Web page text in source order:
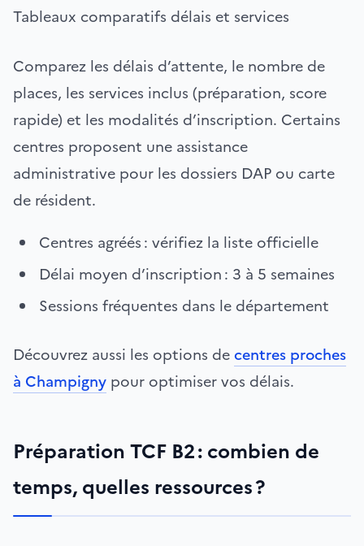
Tableaux comparatifs délais et services
Comparez les délais d’attente, le nombre de
places, les services inclus (préparation, score
rapide) et les modalités d’inscription. Certains
centres proposent une assistance
administrative pour les dossiers DAP ou carte
de résident.
Centres agréés : vérifiez la liste officielle
Délai moyen d’inscription : 3 à 5 semaines
Sessions fréquentes dans le département
Découvrez aussi les options decentres proches
à Champigny pour optimiser vos délais.
Préparation TCF B2 : combien de
temps, quelles ressources ?